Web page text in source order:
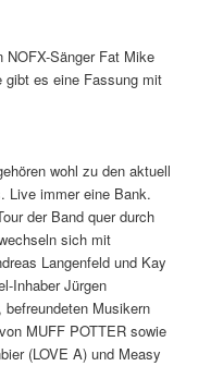
NOFX-Sänger Fat Mike
es eine Fassung mit
wohl zu den aktuell
Live immer eine Bank.
der Band quer durch
sich mit
Langenfeld und Kay
Inhaber Jürgen
Musikern
MUFF POTTER sowie
(LOVE A) und Measy